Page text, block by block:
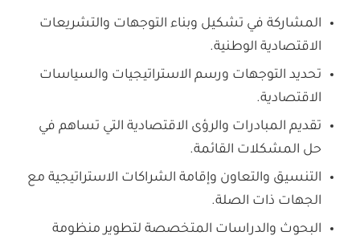
المشاركة في تشكيل وبناء التوجهات والتشريعات
الاقتصادية الوطنية.
تحديد التوجهات ورسم الاستراتيجيات والسياسات
الاقتصادية.
تقديم المبادرات والرؤى الاقتصادية التي تساهم في
حل المشكلات القائمة.
التنسيق والتعاون وإقامة الشراكات الاستراتيجية مع
الجهات ذات الصلة.
البحوث والدراسات المتخصصة لتطوير منظومة